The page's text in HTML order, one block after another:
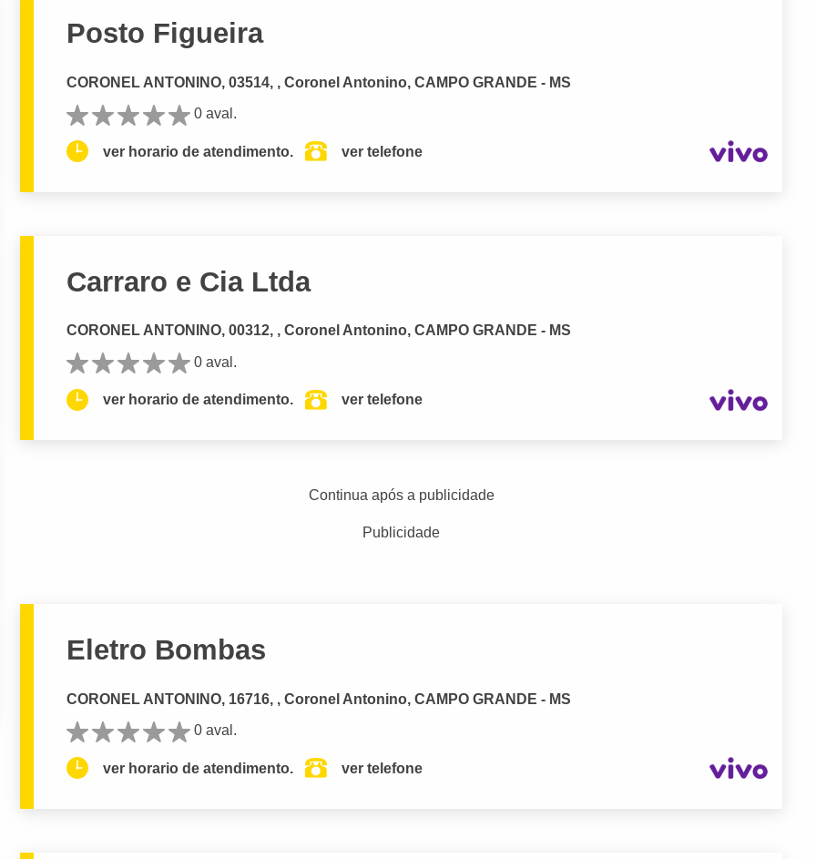
Posto Figueira
CORONEL ANTONINO, 03514, , Coronel Antonino, CAMPO GRANDE - MS
0 aval.
ver horario de atendimento. ver telefone
Carraro e Cia Ltda
CORONEL ANTONINO, 00312, , Coronel Antonino, CAMPO GRANDE - MS
0 aval.
ver horario de atendimento. ver telefone
Continua após a publicidade
Publicidade
Eletro Bombas
CORONEL ANTONINO, 16716, , Coronel Antonino, CAMPO GRANDE - MS
0 aval.
ver horario de atendimento. ver telefone